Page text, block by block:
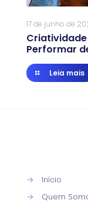
17 de junho de
Criatividade
Performar
Leia mais
→
Início
→
Quem